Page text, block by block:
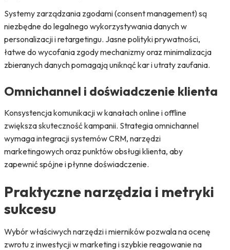
Systemy zarządzania zgodami (consent management) są
niezbędne do legalnego wykorzystywania danych w
personalizacji i retargetingu. Jasne polityki prywatności,
łatwe do wycofania zgody mechanizmy oraz minimalizacja
zbieranych danych pomagają uniknąć kar i utraty zaufania.
Omnichannel i doświadczenie klienta
Konsystencja komunikacji w kanałach online i offline
zwiększa skuteczność kampanii. Strategia omnichannel
wymaga integracji systemów CRM, narzędzi
marketingowych oraz punktów obsługi klienta, aby
zapewnić spójne i płynne doświadczenie.
Praktyczne narzędzia i metryki
sukcesu
Wybór właściwych narzędzi i mierników pozwala na ocenę
zwrotu z inwestycji w marketing i szybkie reagowanie na